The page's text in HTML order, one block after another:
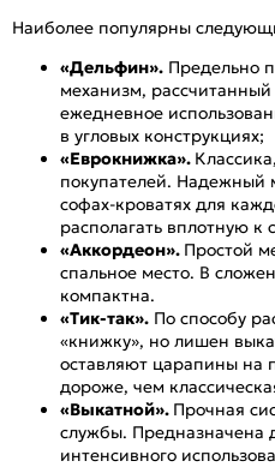
Наиболее популярны
«Дельфин». Предельно
механизм,
ежедневное
в угловых конструкциях;
«Еврокнижка».
покупателей. Надежный
софах-кроватях для
располагать вплотную к
«Аккордеон». Простой
спальное место. В
компактна.
«Тик-так». По способу
«книжку», но лишен
оставляют царапины на
дороже, чем
«Выкатной». Прочная
службы. Предназначена
интенсивного